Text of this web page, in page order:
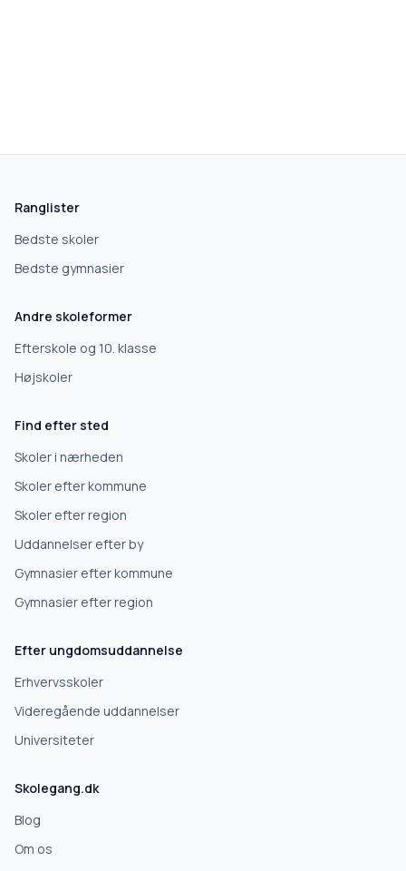
Hvad leder du efter?
Grundskole
10. klasse
Erhvervsuddannelse
Videregående uddannelse
Ranglister
Bedste skoler
Bedste gymnasier
Andre skoleformer
Efterskole og 10. klasse
Højskoler
Find efter sted
Skoler i nærheden
Skoler efter kommune
Skoler efter region
Uddannelser efter by
Gymnasier efter kommune
Gymnasier efter region
Efter ungdomsuddannelse
Erhvervsskoler
Videregående uddannelser
Universiteter
Skolegang.dk
Blog
Om os